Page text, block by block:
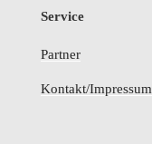
Service
Partner
Kontakt/Impressum